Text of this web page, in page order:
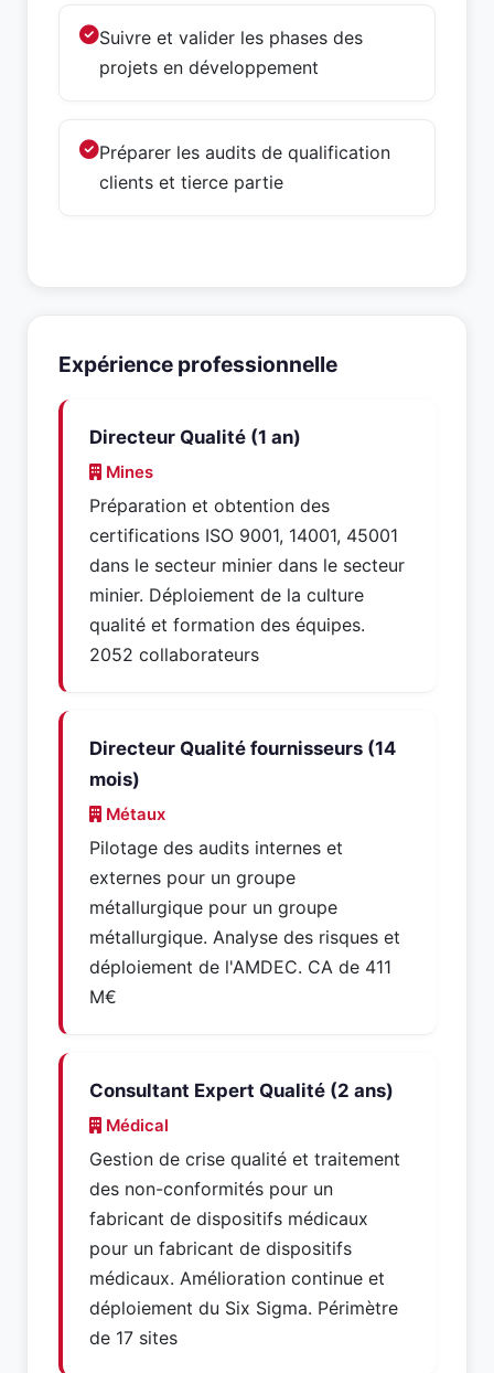
Suivre et valider les phases des
projets en développement
Préparer les audits de qualification
clients et tierce partie
Expérience professionnelle
Directeur Qualité (1 an)
Mines
Préparation et obtention des
certifications ISO 9001, 14001, 45001
dans le secteur minier dans le secteur
minier. Déploiement de la culture
qualité et formation des équipes.
2052 collaborateurs
Directeur Qualité fournisseurs (14
mois)
Métaux
Pilotage des audits internes et
externes pour un groupe
métallurgique pour un groupe
métallurgique. Analyse des risques et
déploiement de l'AMDEC. CA de 411
M€
Consultant Expert Qualité (2 ans)
Médical
Gestion de crise qualité et traitement
des non-conformités pour un
fabricant de dispositifs médicaux
pour un fabricant de dispositifs
médicaux. Amélioration continue et
déploiement du Six Sigma. Périmètre
de 17 sites